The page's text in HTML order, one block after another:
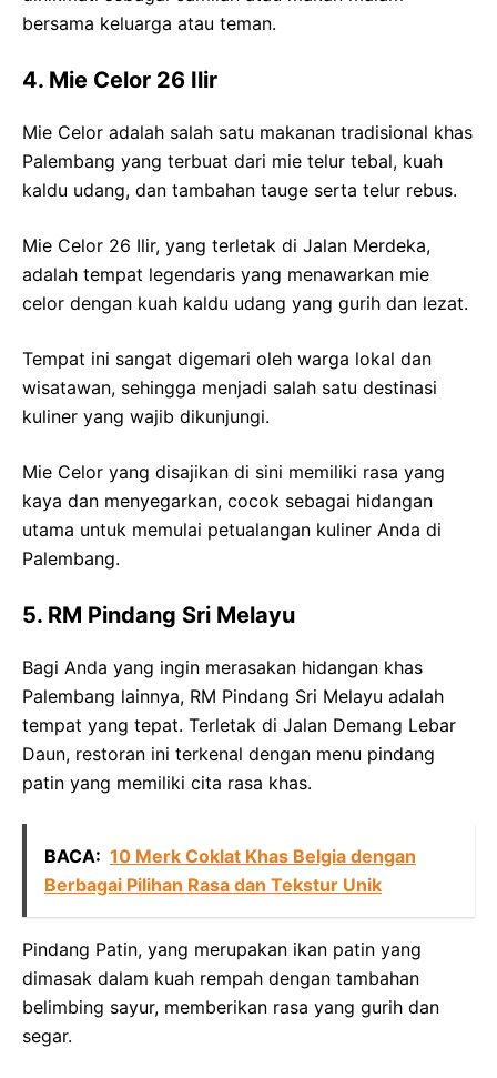
bersama keluarga atau teman.
4. Mie Celor 26 Ilir
Mie Celor adalah salah satu makanan tradisional khas
Palembang yang terbuat dari mie telur tebal, kuah
kaldu udang, dan tambahan tauge serta telur rebus.
Mie Celor 26 Ilir, yang terletak di Jalan Merdeka,
adalah tempat legendaris yang menawarkan mie
celor dengan kuah kaldu udang yang gurih dan lezat.
Tempat ini sangat digemari oleh warga lokal dan
wisatawan, sehingga menjadi salah satu destinasi
kuliner yang wajib dikunjungi.
Mie Celor yang disajikan di sini memiliki rasa yang
kaya dan menyegarkan, cocok sebagai hidangan
utama untuk memulai petualangan kuliner Anda di
Palembang.
5. RM Pindang Sri Melayu
Bagi Anda yang ingin merasakan hidangan khas
Palembang lainnya, RM Pindang Sri Melayu adalah
tempat yang tepat. Terletak di Jalan Demang Lebar
Daun, restoran ini terkenal dengan menu pindang
patin yang memiliki cita rasa khas.
BACA: 10 Merk Coklat Khas Belgia dengan
Berbagai Pilihan Rasa dan Tekstur Unik
Pindang Patin, yang merupakan ikan patin yang
dimasak dalam kuah rempah dengan tambahan
belimbing sayur, memberikan rasa yang gurih dan
segar.